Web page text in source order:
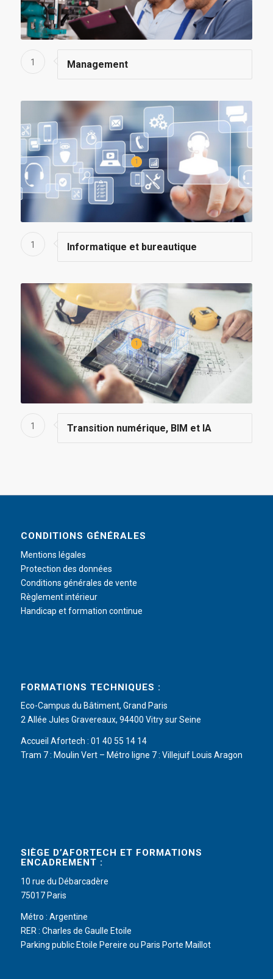
1 Management
1
1 Informatique et bureautique
1
1 Transition numérique, BIM et IA
CONDITIONS GÉNÉRALES
Mentions légales
Protection des données
Conditions générales de vente
Règlement intérieur
Handicap et formation continue
FORMATIONS TECHNIQUES :
Eco-Campus du Bâtiment, Grand Paris
2 Allée Jules Gravereaux, 94400 Vitry sur Seine
Accueil Afortech : 01 40 55 14 14
Tram 7 : Moulin Vert – Métro ligne 7 : Villejuif Louis Aragon
SIÈGE D’AFORTECH ET FORMATIONS
ENCADREMENT :
10 rue du Débarcadère
75017 Paris
Métro : Argentine
RER : Charles de Gaulle Etoile
Parking public Etoile Pereire ou Paris Porte Maillot